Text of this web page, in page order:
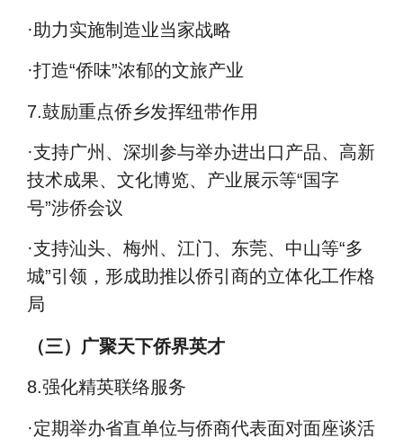
· 助力实施制造业当家战略
·打造“侨味”浓郁的文旅产业
7.鼓励重点侨乡发挥纽带作用
·支持广州、深圳参与举办进出口产品、高新
技术成果、文化博览、产业展示等“国字
号”涉侨会议
·支持汕头、梅州、江门、东莞、中山等“多
城”引领，形成助推以侨引商的立体化工作格
局
（三）广聚天下侨界英才
8.强化精英联络服务
·定期举办省直单位与侨商代表面对面座谈活